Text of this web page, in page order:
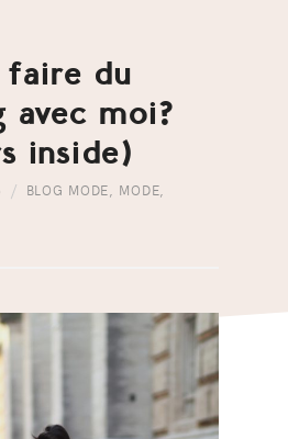
faire du
avec moi?
inside)
BLOG MODE MODE